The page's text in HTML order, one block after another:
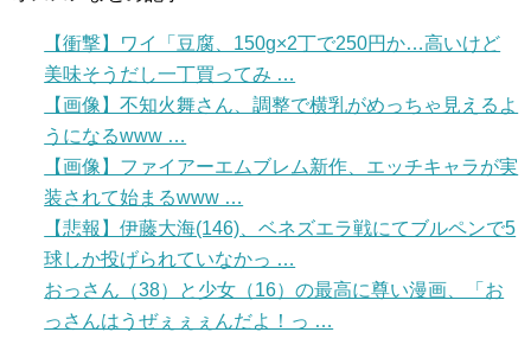
【衝撃】ワイ「豆腐、150g×2丁で250円か…高いけど
美味そうだし一丁買ってみ …
【画像】不知火舞さん、調整で横乳がめっちゃ見えるよ
うになるwww …
【画像】ファイアーエムブレム新作、エッチキャラが実
装されて始まるwww …
【悲報】伊藤大海(146)、ベネズエラ戦にてブルペンで5
球しか投げられていなかっ …
おっさん（38）と少女（16）の最高に尊い漫画、「お
っさんはうぜぇぇぇんだよ！っ …